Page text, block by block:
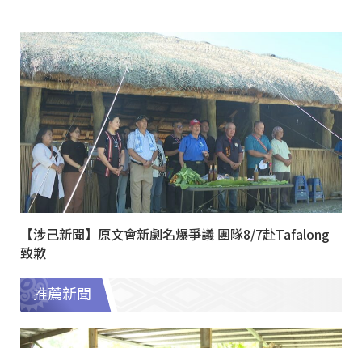
【涉己新聞】原文會新劇名爆爭議 團隊8/7赴Tafalong
致歉
推薦新聞